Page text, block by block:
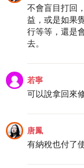
不會盲目打回
益，或是如果
行等等，還是
去。
若寧
可以說拿回來
唐鳳
有納稅也付了